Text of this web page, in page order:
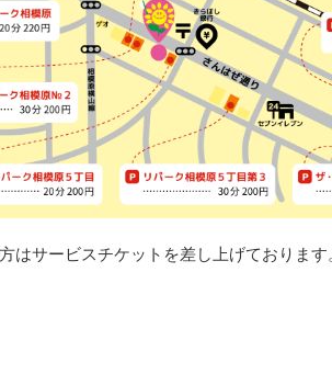
はサービスチケットを差し上げております